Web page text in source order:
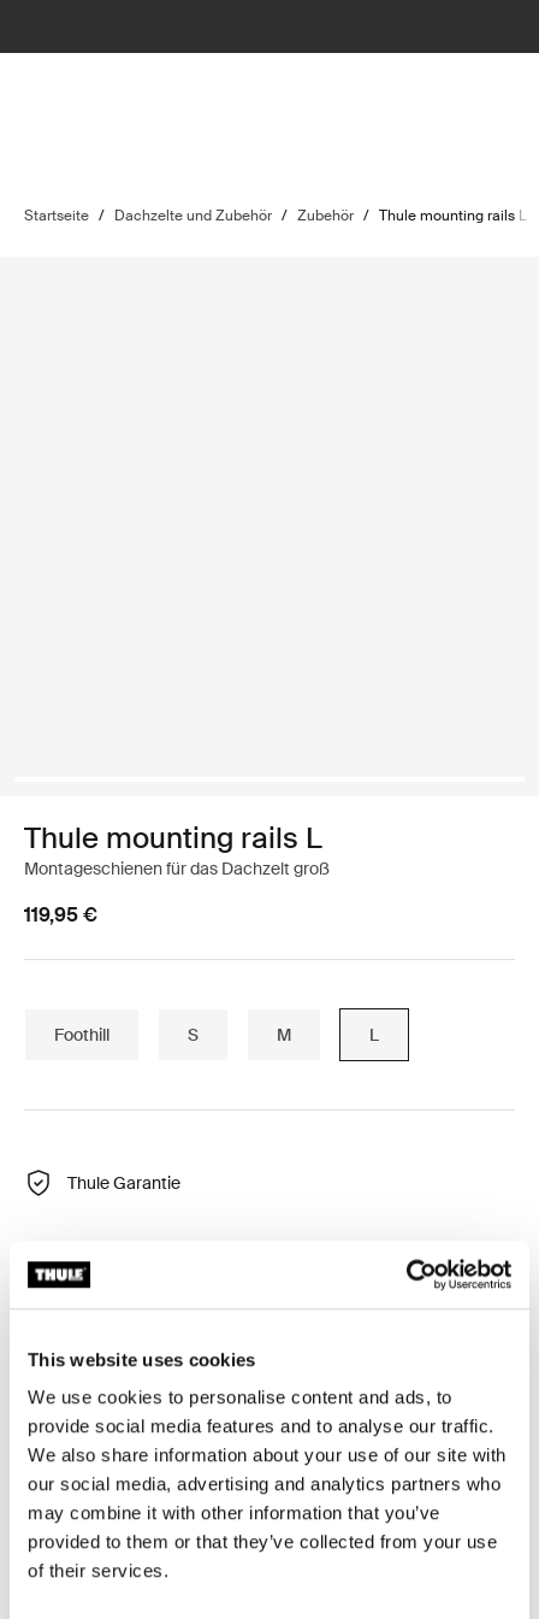
This website uses cookies
We use cookies to personalise content and ads, to
provide social media features and to analyse our traffic.
We also share information about your use of our site with
our social media, advertising and analytics partners who
may combine it with other information that you’ve
provided to them or that they’ve collected from your use
of their services.
Startseite / Dachzelte und Zubehör / Zubehör / Thule mounting rails L
Thule mounting rails L
Montageschienen für das Dachzelt groß
119,95 €
Foothill S M L
Thule Garantie
Montageschienen, die dein Thule Dachzelt mit den
Montagehalterungen kompatibel machen, so dass du
der Hälfte der Zeit auf deinem Fahrzeug montieren und
wieder abbauen kannst. Dank der vorgebohrten Löcher
kannst du die alten Montageschienen leicht entfernen
und die neuen Montageschienen ohne Bohren
anbringen.